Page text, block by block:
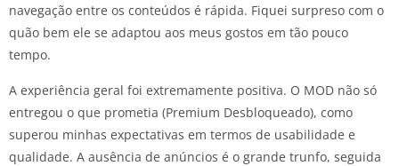
navegação entre os conteúdos é rápida. Fiquei surpreso com o
quão bem ele se adaptou aos meus gostos em tão pouco
tempo.
A experiência geral foi extremamente positiva. O MOD não só
entregou o que prometia (Premium Desbloqueado), como
superou minhas expectativas em termos de usabilidade e
qualidade. A ausência de anúncios é o grande trunfo, seguida